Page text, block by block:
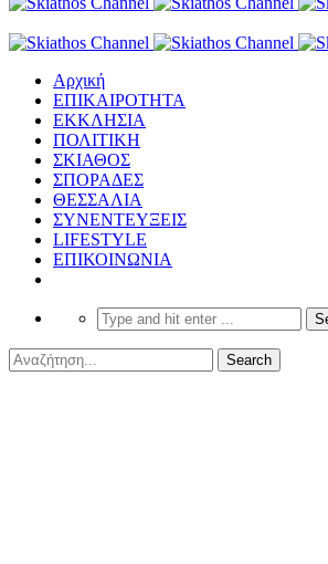
Αρχική
ΕΠΙΚΑΙΡΟΤΗΤΑ
ΕΚΚΛΗΣΙΑ
ΠΟΛΙΤΙΚΗ
ΣΚΙΑΘΟΣ
ΣΠΟΡΑΔΕΣ
ΘΕΣΣΑΛΙΑ
ΣΥΝΕΝΤΕΥΞΕΙΣ
LIFESTYLE
ΕΠΙΚΟΙΝΩΝΙΑ